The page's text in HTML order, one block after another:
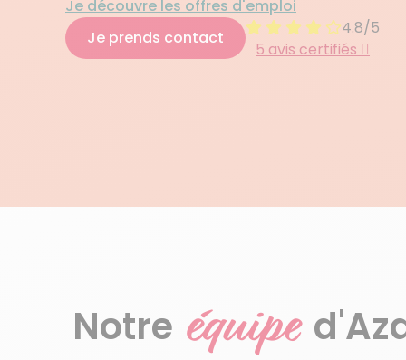
Je découvre les offres d'emploi
Je prends contact
4.8/5
5 avis certifiés
Notre équipe